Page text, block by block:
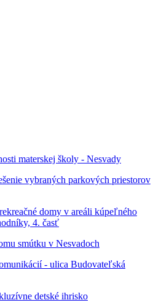
materskej školy - Nesvady
vybraných parkových priestorov
domy v areáli kúpeľného
4. časť
smútku v Nesvadoch
- ulica Budovateľská
detské ihrisko